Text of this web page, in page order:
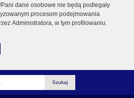
dane osobowe nie będą podlegały
procesom podejmowania
Administratora, w tym profilowaniu.